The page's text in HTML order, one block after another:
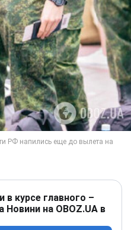
в курсе главного –
Новини на OBOZ.UA в